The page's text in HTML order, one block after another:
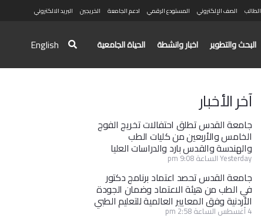
الطالب الصف الإلكتروني المستودع الرقمي ادعم الجامعة الخريجين البريد الالكتروني
البحث والتطوير اخبار وانشطة الحياة الجامعية English
آخر الأخبار
جامعة القدس تطلق احتفالات تخريج الفوج
الخامس والأربعين من كليات الطب
والهندسة والقدس بارد والدراسات العليا
Yesterday الساعة 9:08 pm
جامعة القدس تحصد اعتماد برنامج دكتور
في الطب من هيئة الاعتماد وضمان الجودة
الأردنية وفق المعايير العالمية للتعليم الطبي
4 أغسطس الساعة 2:58 pm